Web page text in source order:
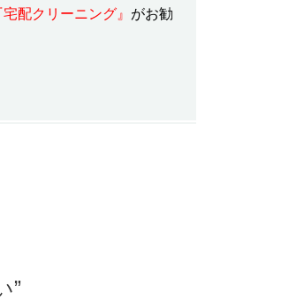
配クリーニング』 がお勧
”